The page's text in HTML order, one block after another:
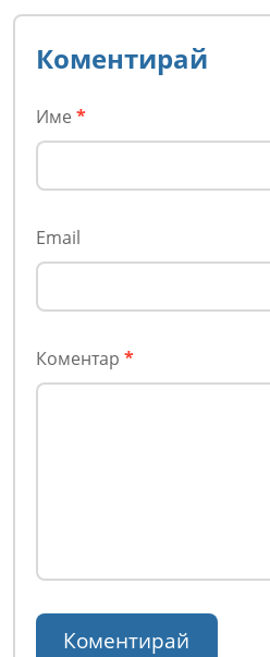
Коментирай
Име *
Email
Коментар *